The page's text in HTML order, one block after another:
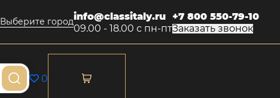
Выберите городinfo@classitaly.ru
09.00 - 18.00 с пн-пт
+7 800 550-79-10
Заказать звонок
0